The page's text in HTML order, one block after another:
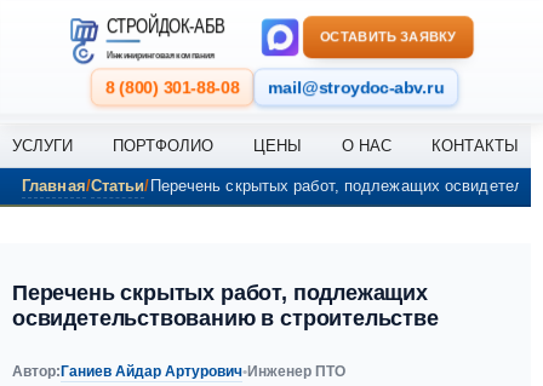
Перейти к содержанию
СТРОЙДОК-АБВ
Инжиниринговая компания
8 (800) 301-88-08 mail@stroydoc-abv.ru
ОСТАВИТЬ ЗАЯВКУ
УСЛУГИ ПОРТФОЛИО ЦЕНЫ О НАС КОНТАКТЫ
Главная Статьи Перечень скрытых работ, подлежащих
Перечень скрытых работ, подлежащих
освидетельствованию в строительстве
Автор:Ганиев Айдар Артурович•Инженер ПТО